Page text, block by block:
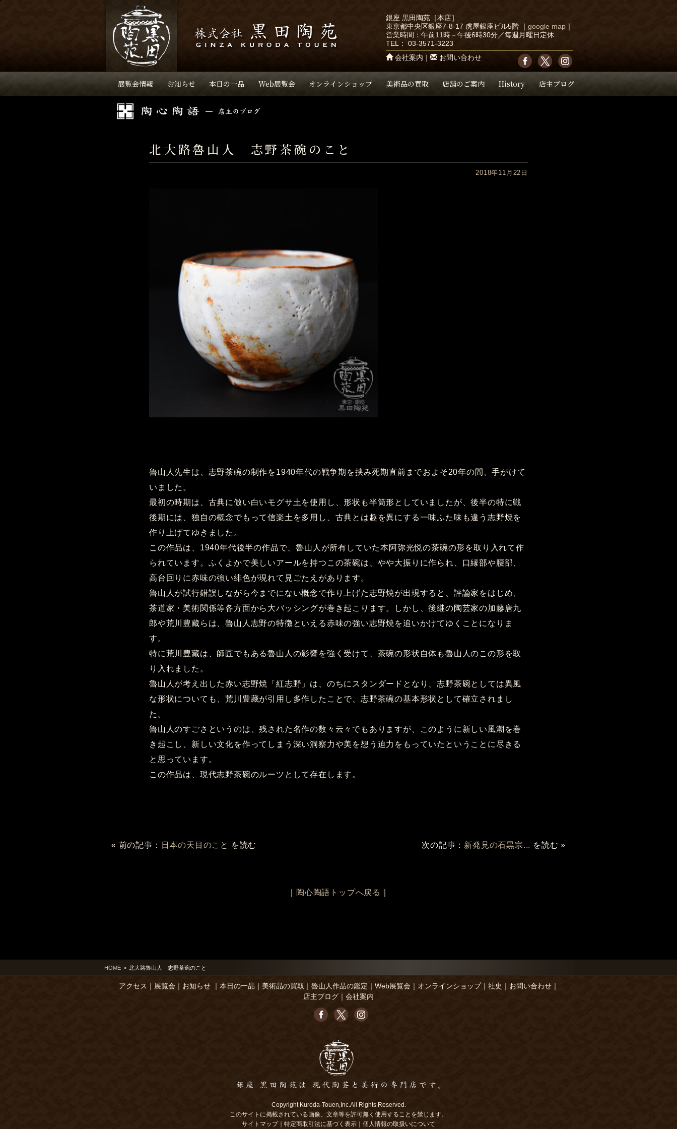
展覧会情報 お知らせ 本日の一品 Web展覧会 オンラインショップ 美術品の買取 店舗のご案内 History 店主ブログ
銀座 黒田陶苑［本店］
東京都中央区銀座7-8-17 虎屋銀座ビル5階
google map
営業時間：午前11時－午後6時30分／毎週月曜日定休
TEL： 03-3571-3223
会社案内
お問い合わせ
北大路魯山人 志野茶碗のこと
2018年11月22日
魯山人先生は、志野茶碗の制作を1940年代の戦争期を挟み死期直前までおよそ20年の間、手がけて
いました。
最初の時期は、古典に倣い白いモグサ土を使用し、形状も半筒形としていましたが、後半の特に戦
後期には、独自の概念でもって信楽土を多用し、古典とは趣を異にする一味ふた味も違う志野焼を
作り上げてゆきました。
この作品は、1940年代後半の作品で、魯山人が所有していた本阿弥光悦の茶碗の形を取り入れて作
られています。ふくよかで美しいアールを持つこの茶碗は、やや大振りに作られ、口縁部や腰部、
高台回りに赤味の強い緋色が現れて見ごたえがあります。
魯山人が試行錯誤しながら今までにない概念で作り上げた志野焼が出現すると、評論家をはじめ、
茶道家・美術関係等各方面から大バッシングが巻き起こります。しかし、後継の陶芸家の加藤唐九
郎や荒川豊藏らは、魯山人志野の特徴といえる赤味の強い志野焼を追いかけてゆくことになりま
す。
特に荒川豊藏は、師匠でもある魯山人の影響を強く受けて、茶碗の形状自体も魯山人のこの形を取
り入れました。
魯山人が考え出した赤い志野焼「紅志野」は、のちにスタンダードとなり、志野茶碗としては異風
な形状についても、荒川豊藏が引用し多作したことで、志野茶碗の基本形状として確立されまし
た。
魯山人のすごさというのは、残された名作の数々云々でもありますが、このように新しい風潮を巻
き起こし、新しい文化を作ってしまう深い洞察力や美を想う迫力をもっていたということに尽きる
と思っています。
この作品は、現代志野茶碗のルーツとして存在します。
« 前の記事： 日本の天目のこと を読む 次の記事： 新発見の石黒宗... を読む »
陶心陶語トップへ戻る
HOME > 北大路魯山人 志野茶碗のこと
アクセス 展覧会｜ お知らせ｜ 本日の一品 美術品の買取 魯山人作品の鑑定 Web展覧会 オンラインショップ｜ 社史 お問い合わせ｜
店主ブログ
会社案内
Copyright Kuroda-Touen,Inc.All Rights Reserved.
このサイトに掲載されている画像、文章等を許可無く使用することを禁じます。
サイトマップ｜ 特定商取引法に基づく表示 個人情報の取扱いについて